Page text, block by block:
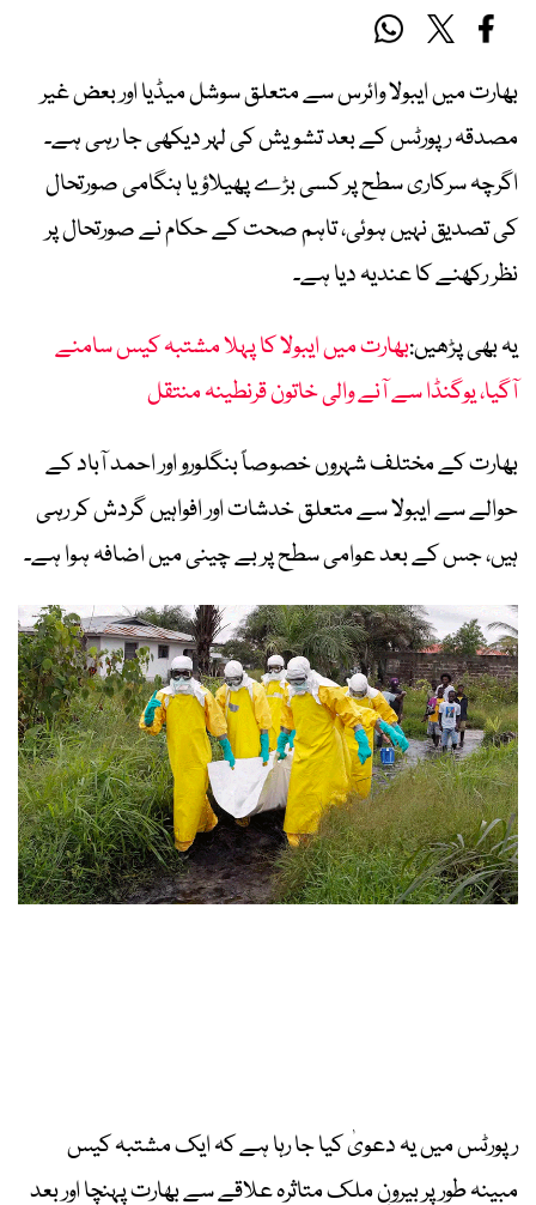
بھارت میں ایبولا وائرس سے متعلق سوشل میڈیا اور بعض غیر
مصدقہ رپورٹس کے بعد تشویش کی لہر دیکھی جا رہی ہے۔
اگرچہ سرکاری سطح پر کسی بڑے پھیلاؤ یا ہنگامی صورتحال
کی تصدیق نہیں ہوئی، تاہم صحت کے حکام نے صورتحال پر
نظر رکھنے کا عندیہ دیا ہے۔
یہ بھی پڑھیں:بھارت میں ایبولا کا پہلا مشتبہ کیس سامنے
آگیا، یوگنڈا سے آنے والی خاتون قرنطینہ منتقل
بھارت کے مختلف شہروں خصوصاً بنگلورو اور احمد آباد کے
حوالے سے ایبولا سے متعلق خدشات اور افواہیں گردش کر رہی
ہیں، جس کے بعد عوامی سطح پر بے چینی میں اضافہ ہوا ہے۔
رپورٹس میں یہ دعویٰ کیا جا رہا ہے کہ ایک مشتبہ کیس
مبینہ طور پر بیرونِ ملک متاثرہ علاقے سے بھارت پہنچا اور بعد